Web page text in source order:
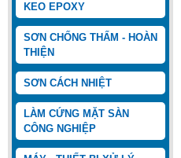
KEO EPOXY
SƠN CHỐNG THẤM - HOÀN
THIỆN
SƠN CÁCH NHIỆT
LÀM CỨNG MẶT SÀN
CÔNG NGHIỆP